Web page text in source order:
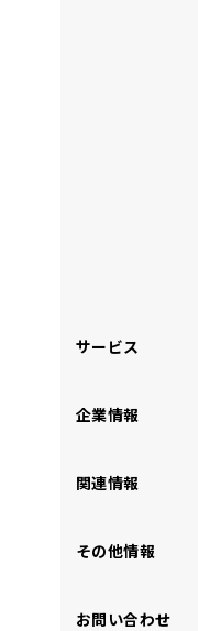
サービス
企業情報
関連情報
その他情報
お問い合わせ